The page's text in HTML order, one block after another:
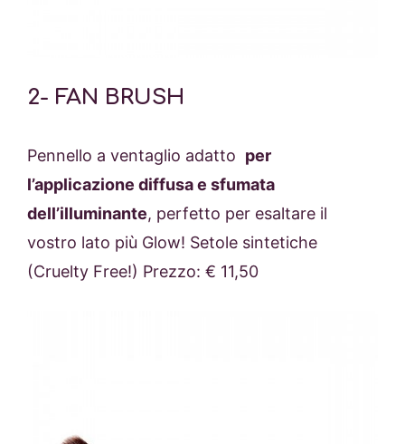
2- FAN BRUSH
Pennello a ventaglio adatto per
l’applicazione diffusa e sfumata
dell’illuminante, perfetto per esaltare il
vostro lato più Glow! Setole sintetiche
(Cruelty Free!) Prezzo: € 11,50